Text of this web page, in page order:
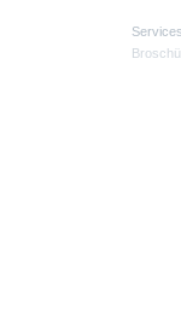
Services